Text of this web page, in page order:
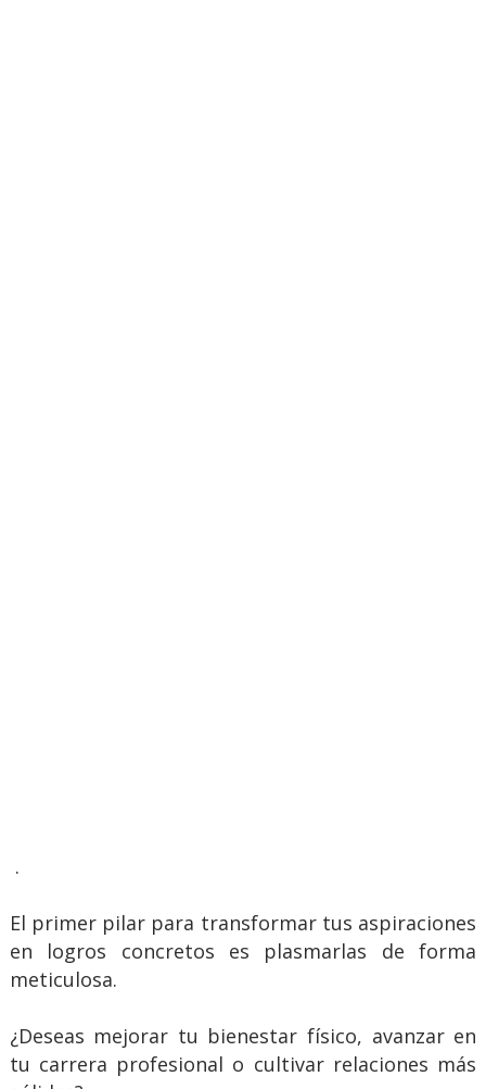
.
El primer pilar para transformar tus aspiraciones
en logros concretos es plasmarlas de forma
meticulosa.
¿Deseas mejorar tu bienestar físico, avanzar en
tu carrera profesional o cultivar relaciones más